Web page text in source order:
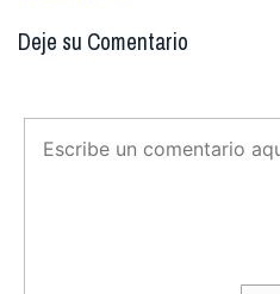
Deje su Comentario